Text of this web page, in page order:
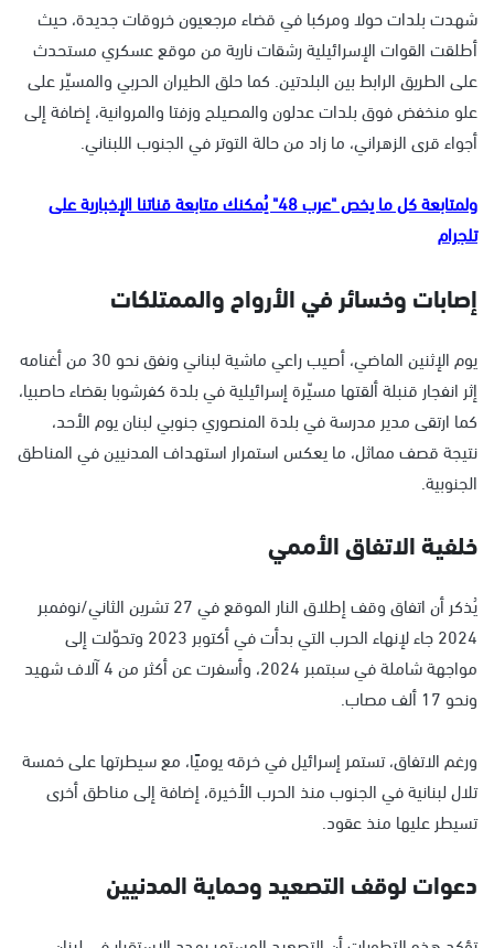
شهدت بلدات حولا ومركبا في قضاء مرجعيون خروقات جديدة، حيث
أطلقت القوات الإسرائيلية رشقات نارية من موقع عسكري مستحدث
على الطريق الرابط بين البلدتين. كما حلق الطيران الحربي والمسيّر على
علو منخفض فوق بلدات عدلون والمصيلح وزفتا والمروانية، إضافة إلى
أجواء قرى الزهراني، ما زاد من حالة التوتر في الجنوب اللبناني.
ولمتابعة كل ما يخص "عرب 48" يُمكنك متابعة قناتنا الإخبارية على
تلجرام
إصابات وخسائر في الأرواح والممتلكات
يوم الإثنين الماضي، أصيب راعي ماشية لبناني ونفق نحو 30 من أغنامه
إثر انفجار قنبلة ألقتها مسيّرة إسرائيلية في بلدة كفرشوبا بقضاء حاصبيا،
كما ارتقى مدير مدرسة في بلدة المنصوري جنوبي لبنان يوم الأحد،
نتيجة قصف مماثل، ما يعكس استمرار استهداف المدنيين في المناطق
الجنوبية.
خلفية الاتفاق الأممي
يُذكر أن اتفاق وقف إطلاق النار الموقع في 27 تشرين الثاني/نوفمبر
2024 جاء لإنهاء الحرب التي بدأت في أكتوبر 2023 وتحوّلت إلى
مواجهة شاملة في سبتمبر 2024، وأسفرت عن أكثر من 4 آلاف شهيد
ونحو 17 ألف مصاب.
ورغم الاتفاق، تستمر إسرائيل في خرقه يوميًا، مع سيطرتها على خمسة
تلال لبنانية في الجنوب منذ الحرب الأخيرة، إضافة إلى مناطق أخرى
تسيطر عليها منذ عقود.
دعوات لوقف التصعيد وحماية المدنيين